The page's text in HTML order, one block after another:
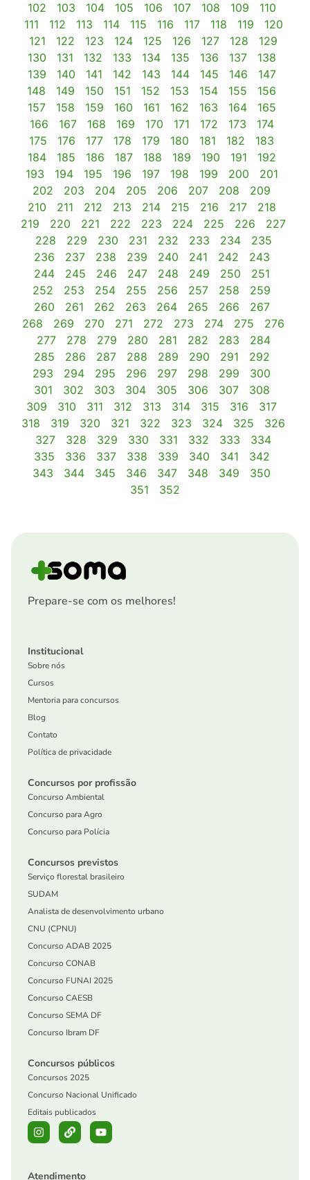
102
103 104 105 106 107 108 109
110
111
112 113 114 115 116 117 118 119
120
121
122 123 124 125 126 127 128
129
130
131 132 133 134 135 136 137
138
139
140 141 142 143 144 145 146
147
148
149 150 151 152 153 154 155
156
157
158 159 160 161 162 163 164
165
166
167 168 169 170 171 172 173
174
175
176 177 178 179 180 181 182
183
184
185 186 187 188 189 190 191
192
193
194 195 196 197 198 199 200
201
202
203 204 205 206 207 208
209
210
211 212 213 214 215 216 217
218
219
220 221 222 223 224 225 226
227
228
229 230 231 232 233 234
235
236
237 238 239 240 241 242
243
244
245 246 247 248 249 250
251
252
253 254 255 256 257 258
259
260
261 262 263 264 265 266
267
268
269 270 271 272 273 274 275
276
277
278 279 280 281 282 283
284
285
286 287 288 289 290 291
292
293
294 295 296 297 298 299
300
301
302 303 304 305 306 307
308
309
310 311 312 313 314 315 316
317
318
319 320 321 322 323 324 325
326
327
328 329 330 331 332 333
334
335
336 337 338 339 340 341
342
343
344 345 346 347 348 349
350
351
352
Prepare-se com os melhores!
Institucional
Sobre nós
Cursos
Mentoria para concursos
Blog
Contato
Política de privacidade
Concursos por profissão
Concurso Ambiental
Concurso para Agro
Concurso para Polícia
Concursos previstos
Serviço florestal brasileiro
SUDAM
Analista de desenvolvimento urbano
CNU (CPNU)
Concurso ADAB 2025
Concurso CONAB
Concurso FUNAI 2025
Concurso CAESB
Concurso SEMA DF
Concurso Ibram DF
Concursos públicos
Concursos 2025
Concurso Nacional Unificado
Editais publicados
Atendimento